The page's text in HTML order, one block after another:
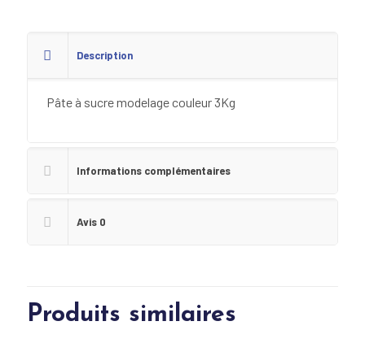
Description
Pâte à sucre modelage couleur 3Kg
Informations complémentaires
Avis 0
Produits similaires